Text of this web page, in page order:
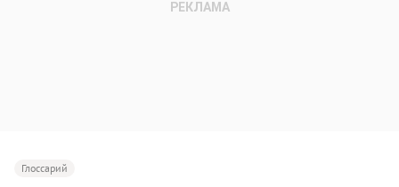
Глоссарий